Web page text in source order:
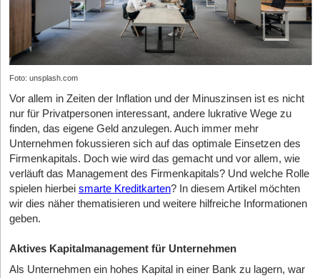
Foto: unsplash.com
Vor allem in Zeiten der Inflation und der Minuszinsen ist es nicht
nur für Privatpersonen interessant, andere lukrative Wege zu
finden, das eigene Geld anzulegen. Auch immer mehr
Unternehmen fokussieren sich auf das optimale Einsetzen des
Firmenkapitals. Doch wie wird das gemacht und vor allem, wie
verläuft das Management des Firmenkapitals? Und welche Rolle
spielen hierbei smarte Kreditkarten? In diesem Artikel möchten
wir dies näher thematisieren und weitere hilfreiche Informationen
geben.
Aktives Kapitalmanagement für Unternehmen
Als Unternehmen ein hohes Kapital in einer Bank zu lagern, war